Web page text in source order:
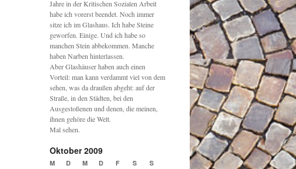
Jahre in der Kritischen Sozialen Arbeit
habe ich vorerst beendet. Noch immer
sitze ich im Glashaus. Ich habe Steine
geworfen. Einige. Und ich habe so
manchen Stein abbekommen. Manche
haben Narben hinterlassen.
Aber Glashäuser haben auch einen
Vorteil: man kann verdammt viel von dem
sehen, was da draußen abgeht: auf der
Straße, in den Städten, bei den
Ausgestoßenen und denen, die meinen,
ihnen gehöre die Welt.
Mal sehen.
Oktober 2009
M D M D F S S